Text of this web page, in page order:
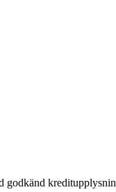
godkänd